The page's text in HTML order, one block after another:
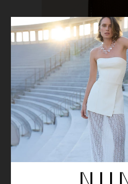
Top Domie Brown
R$ 349,00
Saia Domie
R$ 899,00